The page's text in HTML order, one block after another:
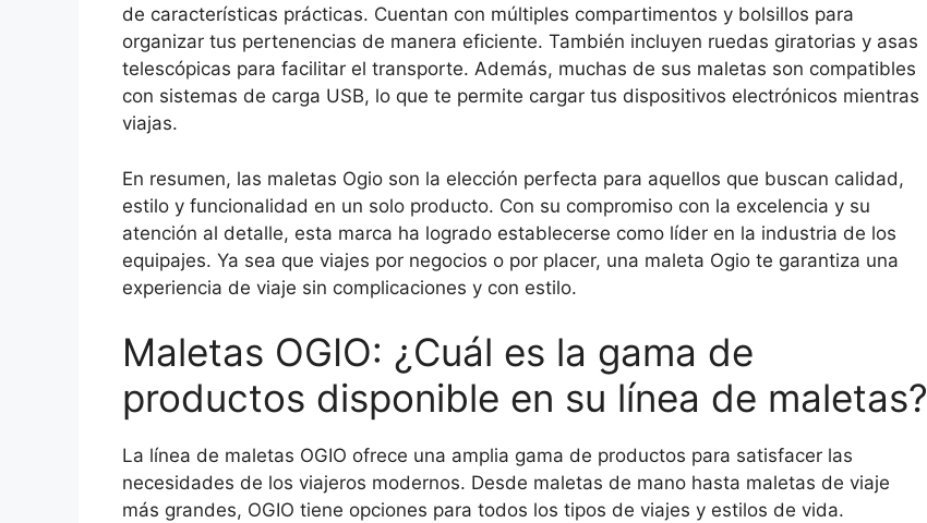
de características prácticas. Cuentan con múltiples compartimentos y bolsillos para
organizar tus pertenencias de manera eficiente. También incluyen ruedas giratorias y asas
telescópicas para facilitar el transporte. Además, muchas de sus maletas son compatibles
con sistemas de carga USB, lo que te permite cargar tus dispositivos electrónicos mientras
viajas.
En resumen, las maletas Ogio son la elección perfecta para aquellos que buscan calidad,
estilo y funcionalidad en un solo producto. Con su compromiso con la excelencia y su
atención al detalle, esta marca ha logrado establecerse como líder en la industria de los
equipajes. Ya sea que viajes por negocios o por placer, una maleta Ogio te garantiza una
experiencia de viaje sin complicaciones y con estilo.
Maletas OGIO: ¿Cuál es la gama de
productos disponible en su línea de maletas?
La línea de maletas OGIO ofrece una amplia gama de productos para satisfacer las
necesidades de los viajeros modernos. Desde maletas de mano hasta maletas de viaje
más grandes, OGIO tiene opciones para todos los tipos de viajes y estilos de vida.